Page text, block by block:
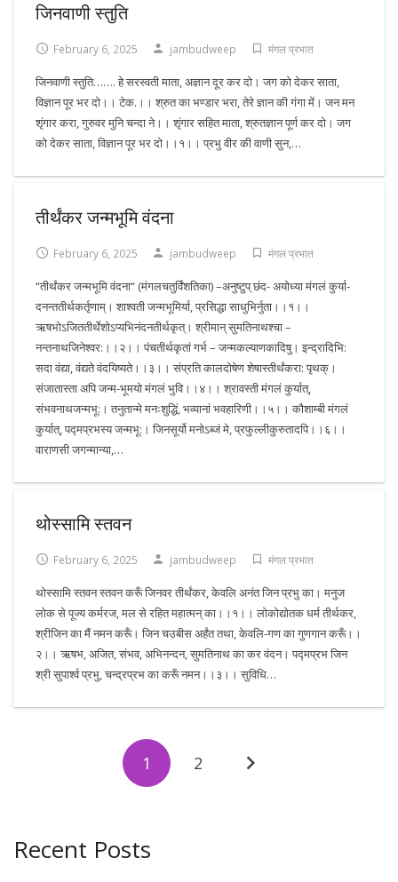
जिनवाणी स्तुति
February 6, 2025 jambudweep मंगल प्रभात
जिनवाणी स्तुति……. हे सरस्वती माता, अज्ञान दूर कर दो। जग को देकर साता,
विज्ञान पूर भर दो।। टेक.।। श्रुत का भण्डार भरा, तेरे ज्ञान की गंगा में। जन मन
शृंगार करा, गुरुवर मुनि चन्दा ने।। शृंगार सहित माता, श्रुतज्ञान पूर्ण कर दो। जग
को देकर साता, विज्ञान पूर भर दो।।१।। प्रभु वीर की वाणी सुन,…
तीर्थंकर जन्मभूमि वंदना
February 6, 2025 jambudweep मंगल प्रभात
“तीर्थंकर जन्मभूमि वंदना“ (मंगलचतुर्विंशतिका) –अनुष्टुप् छंद- अयोध्या मंगलं कुर्या-
दनन्ततीर्थकर्तृणाम्। शाश्वती जन्मभूमिर्या, प्रसिद्धा साधुभिर्नुता।।१।।
ऋषभोऽजिततीर्थेशोऽप्यभिनंदनतीर्थकृत्। श्रीमान् सुमतिनाथश्चा –
नन्तनाथजिनेश्वर:।।२।। पंचतीर्थकृतां गर्भ – जन्मकल्याणकादिषु। इन्द्रादिभि:
सदा वंद्या, वंद्यते वंदयिष्यते।।३।। संप्रति कालदोषेण शेषास्तीर्थंकरा: पृथक्।
संजातास्ता अपि जन्म-भूमयो मंगलं भुवि।।४।। श्रावस्ती मंगलं कुर्यात्,
संभवनाथजन्मभू:। तनुतान्मे मनःशुद्धिं, भव्यानां भवहारिणी।।५।। कौशाम्बी मंगलं
कुर्यात्, पद्मप्रभस्य जन्मभू:। जिनसूर्यो मनोऽब्जं मे, प्रफुल्लीकुरुतादपि।।६।।
वाराणसी जगन्मान्या,…
थोस्सामि स्तवन
February 6, 2025 jambudweep मंगल प्रभात
थोस्सामि स्तवन स्तवन करूँ जिनवर तीर्थंकर, केवलि अनंत जिन प्रभु का। मनुज
लोक से पूज्य कर्मरज, मल से रहित महात्मन् का।।१।। लोकोद्योतक धर्म तीर्थकर,
श्रीजिन का मैं नमन करूँ। जिन चउबीस अर्हंत तथा, केवलि-गण का गुणगान करूँ।।
२।। ऋषभ, अजित, संभव, अभिनन्दन, सुमतिनाथ का कर वंदन। पद्मप्रभ जिन
श्री सुपार्श्व प्रभु, चन्द्रप्रभ का करूँ नमन।।३।। सुविधि…
1 2
Recent Posts